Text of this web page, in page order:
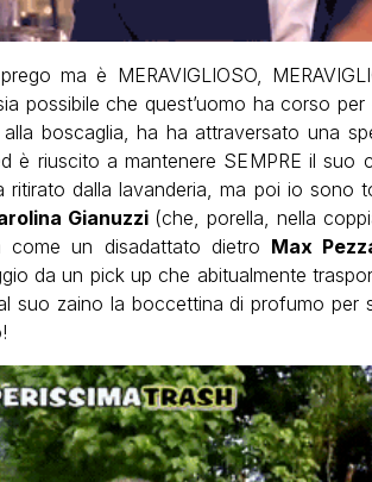
ma è MERAVIGLIOSO,
possibile che quest’uomo ha corso
alla boscaglia, ha ha attraversato una
è riuscito a mantenere SEMPRE il
ritirato dalla lavanderia, ma poi io sono
Gianuzzi(che, porella, nella
come un disadattato dietro Max
da un pick up che abitualmente
suo zaino la boccettina di profumo per